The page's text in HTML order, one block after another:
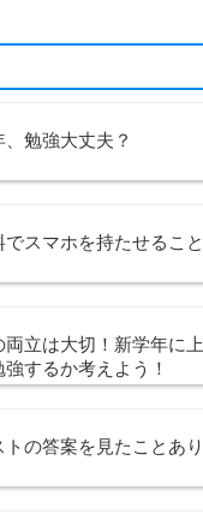
勉強大丈夫？
スマホを持たせること
立は大切！新学年に上
するか考えよう！
の答案を見たことあり